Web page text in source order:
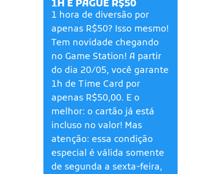
1H E PAGUE R$50
1 hora de diversão por
apenas R$50? Isso mesmo!
Tem novidade chegando
no Game Station! A partir
do dia 20/05, você garante
1h de Time Card por
apenas R$50,00. E o
melhor: o cartão já está
incluso no valor! Mas
atenção: essa condição
especial é válida somente
de segunda a sexta-feira,